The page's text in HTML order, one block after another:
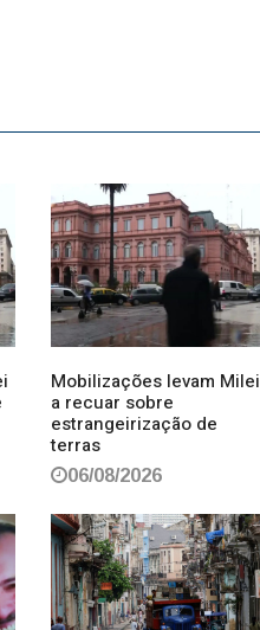
Mobilizações levam Milei
a recuar sobre
estrangeirização de
terras
06/08/2026